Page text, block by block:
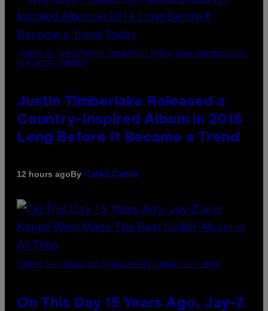
(PHOTO BY CHRISTOPHER POLK/NBCU PHOTO BANK/NBCUNIVERSAL
VIA GETTY IMAGES)
Justin Timberlake Released a
Country-Inspired Album in 2018
Long Before It Became a Trend
12 hours agoBy Caleb Catlin
(PHOTO BY DANIEL BOCZARSKI/GETTY IMAGES FOR VEVO)
On This Day 15 Years Ago, Jay-Z